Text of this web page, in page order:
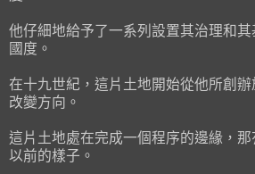
他仔細地給予了一系列設置其治理和
國度。
在十九世紀，這片土地開始從他所創
改變方向。
這片土地處在完成一個程序的邊緣，
以前的樣子。